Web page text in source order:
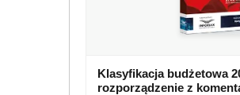
Klasyfikacja budżetowa
rozporządzenie z